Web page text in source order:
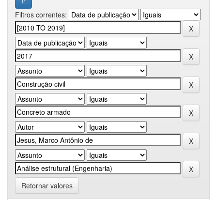
Filtros correntes:
Retornar valores